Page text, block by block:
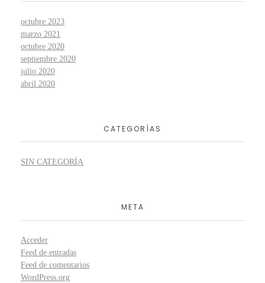
octubre 2023
marzo 2021
octubre 2020
septiembre 2020
julio 2020
abril 2020
CATEGORÍAS
SIN CATEGORÍA
META
Acceder
Feed de entradas
Feed de comentarios
WordPress.org